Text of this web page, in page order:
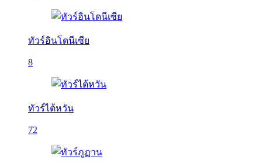
ทัวร์อินโดนีเซีย
8
ทัวร์ไต้หวัน
72